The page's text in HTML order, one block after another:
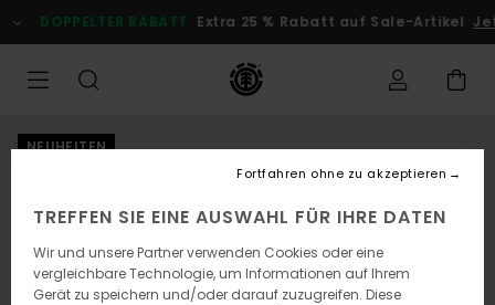
zur
Produktinformation
DOPPELTER RABATT Extra 25 % Rabatt auf Sale-Artikel
NEUHEITEN
TREFFEN SIE EINE AUSWAHL FÜR IHRE DATEN
Wir und unsere Partner verwenden Cookies oder eine
vergleichbare Technologie, um Informationen auf Ihrem
Gerät zu speichern und/oder darauf zuzugreifen. Diese
Fortfahren ohne zu akzeptieren